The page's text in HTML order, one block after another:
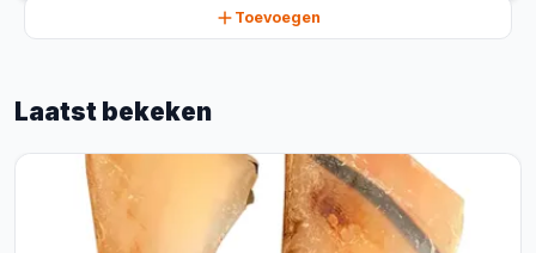
Toevoegen
Laatst bekeken